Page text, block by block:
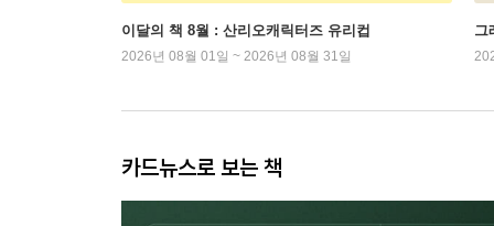
이달의 책 8월 : 산리오캐릭터즈 유리컵
2026년 08월 01일 ~ 2026년 08월 31일
그
카드뉴스로 보는 책